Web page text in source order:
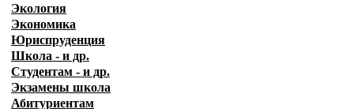
Экология
Экономика
Юриспруденция
Школа - и др.
Студентам - и др.
Экзамены школа
Абитуриентам